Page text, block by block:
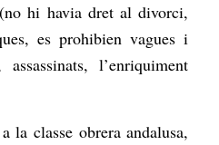
hi havia dret al divorci,
es prohibien vagues i
l’enriquiment
la classe obrera andalusa,